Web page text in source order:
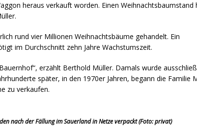
heraus verkauft worden. Einen Weihnachtsbaumstand
rund vier Millionen Weihnachtsbäume gehandelt. Ein
im Durchschnitt zehn Jahre Wachstumszeit.
erzählt Berthold Müller. Damals wurde
später, in den 1970er Jahren, begann die Familie
zu verkaufen.
nach der Fällung im Sauerland in Netze verpackt (Foto: privat)